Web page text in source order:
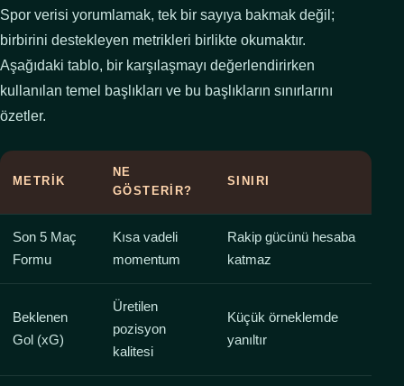
Spor verisi yorumlamak, tek bir sayıya bakmak değil;
birbirini destekleyen metrikleri birlikte okumaktır.
Aşağıdaki tablo, bir karşılaşmayı değerlendirirken
kullanılan temel başlıkları ve bu başlıkların sınırlarını
özetler.
METRIK
NE
GÖSTERIR?
SINIRI
Son 5 Maç
Formu
Kısa vadeli
momentum
Rakip gücünü hesaba
katmaz
Beklenen
Gol (xG)
Üretilen
pozisyon
kalitesi
Küçük örneklemde
yanıltır